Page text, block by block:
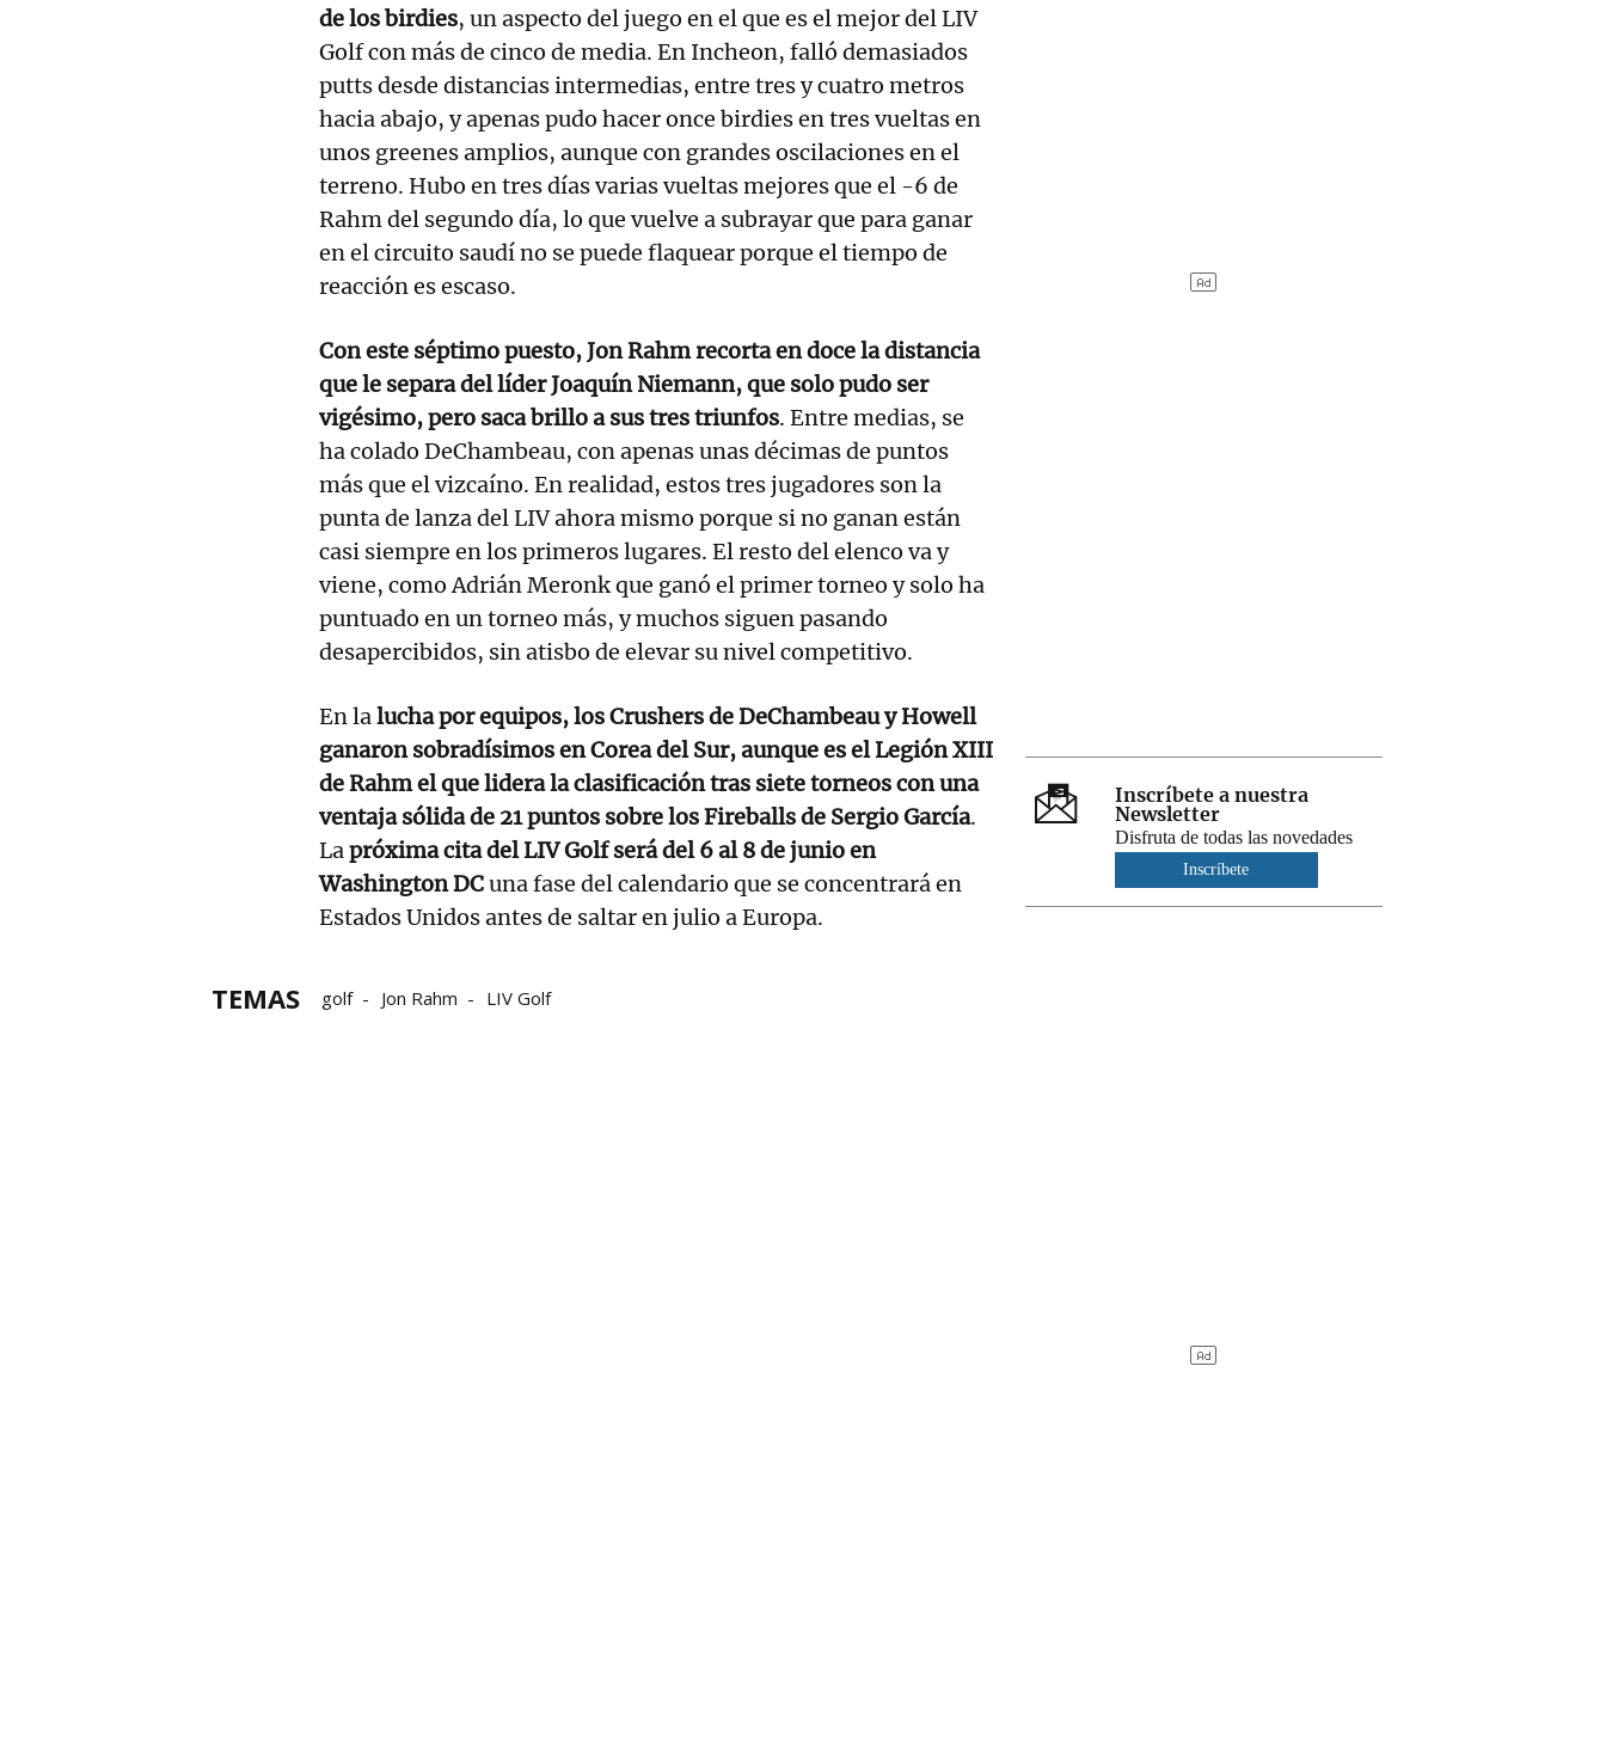
de los birdies, un aspecto del juego en el que es el mejor del LIV
Golf con más de cinco de media. En Incheon, falló demasiados
putts desde distancias intermedias, entre tres y cuatro metros
hacia abajo, y apenas pudo hacer once birdies en tres vueltas en
unos greenes amplios, aunque con grandes oscilaciones en el
terreno. Hubo en tres días varias vueltas mejores que el -6 de
Rahm del segundo día, lo que vuelve a subrayar que para ganar
en el circuito saudí no se puede flaquear porque el tiempo de
reacción es escaso.
Con este séptimo puesto, Jon Rahm recorta en doce la distancia
que le separa del líder Joaquín Niemann, que solo pudo ser
vigésimo, pero saca brillo a sus tres triunfos. Entre medias, se
ha colado DeChambeau, con apenas unas décimas de puntos
más que el vizcaíno. En realidad, estos tres jugadores son la
punta de lanza del LIV ahora mismo porque si no ganan están
casi siempre en los primeros lugares. El resto del elenco va y
viene, como Adrián Meronk que ganó el primer torneo y solo ha
puntuado en un torneo más, y muchos siguen pasando
desapercibidos, sin atisbo de elevar su nivel competitivo.
En lalucha por equipos, los Crushers de DeChambeau y Howell
ganaron sobradísimos en Corea del Sur, aunque es el Legión XIII
de Rahm el que lidera la clasificación tras siete torneos con una
ventaja sólida de 21 puntos sobre los Fireballs de Sergio García.
Lapróxima cita del LIV Golf será del 6 al 8 de junio en
Washington DCuna fase del calendario que se concentrará en
Estados Unidos antes de saltar en julio a Europa.
TEMAS golf Jon Rahm LIV Golf
Inscríbete a nuestra
Newsletter
Disfruta de todas las novedades
Inscríbete